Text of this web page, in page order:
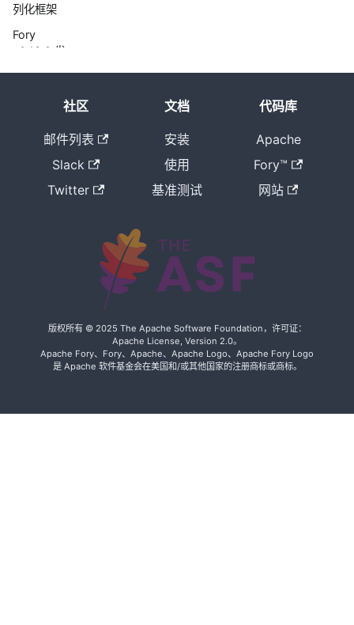
列化框架
Fory
v0.13.0 发
v0.12.3 发
v0.12.2 发
Fory™ 从
化器毕业，
级项目
社区
邮件列表
Slack
Twitter
文档
安装
使用
基准测试
代码库
Apache
Fory™
网站
版权所有 © 2025 The Apache Software Foundation，许可证：
Apache License, Version 2.0。
Apache Fory、Fory、Apache、Apache Logo、Apache Fory Logo
是 Apache 软件基金会在美国和/或其他国家的注册商标或商标。